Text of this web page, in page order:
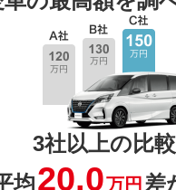
3社以上の比
均20.0万円 差